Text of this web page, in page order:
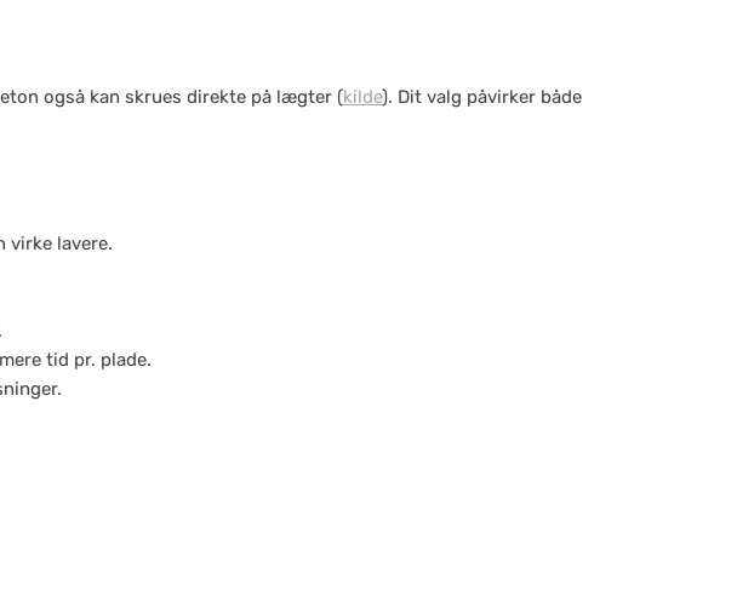
også kan skrues direkte på lægter (kilde). Dit valg påvirker både
virke lavere.
tid pr. plade.